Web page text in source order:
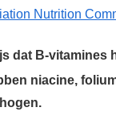
Nutrition
dat B-vitamines
niacine,